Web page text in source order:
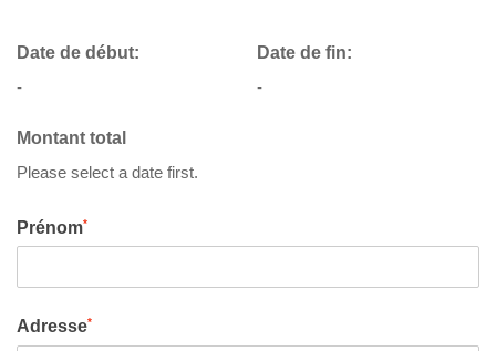
Date de début:
-
Date de fin:
-
Montant total
Please select a date first.
Prénom*
Adresse*